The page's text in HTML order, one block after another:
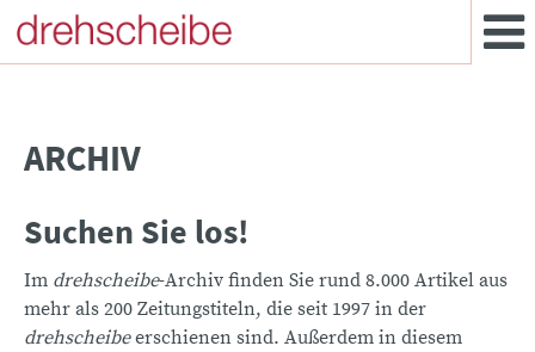
ARCHIV
Suchen Sie los!
Im drehscheibe-Archiv finden Sie rund 8.000 Artikel aus
mehr als 200 Zeitungstiteln, die seit 1997 in der
drehscheibeerschienen sind. Außerdem in diesem